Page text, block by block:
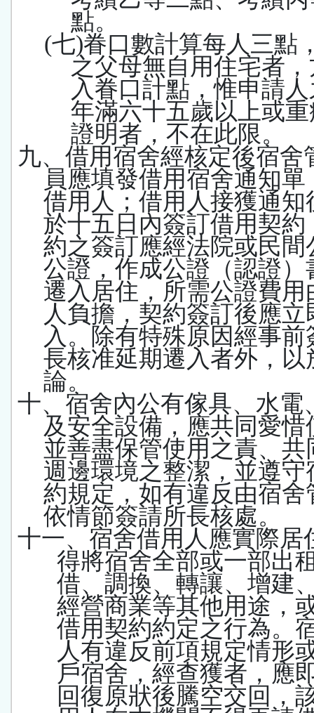
點。
(七)眷口數計算每人三點
之父母無自用住宅者
入眷口計點，惟申請
年滿六十五歲以上或
證明者，不在此限。
九、借用宿舍經核定後宿舍
員應填發借用宿舍通知單
借用人；借用人接獲通知
於十五日內簽訂借用契約
約之簽訂應經法院或民間
公證，作成公證（認證）
遷入居住，所需公證費用
人負擔，契約簽訂後應立
入。除有特殊原因經事前
長核准延期遷入者外，以
論。
十、宿舍內公有傢具、水電
及安全設備，應共同愛惜
並善盡保管使用之責、共
週邊環境之整潔，並遵守
約規定，如有違反由宿舍
依情節簽請所長核處。
十一、宿舍借用人應實際居
得將宿舍全部或一部出
借、調換、轉讓、增建
經營商業等其他用途，
借用契約約定之行為。
人有違反前項規定情形
戶宿舍，經查獲者，應
回復原狀後騰空交回，